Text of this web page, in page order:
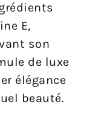
E,
son
de luxe
élégance
beauté.